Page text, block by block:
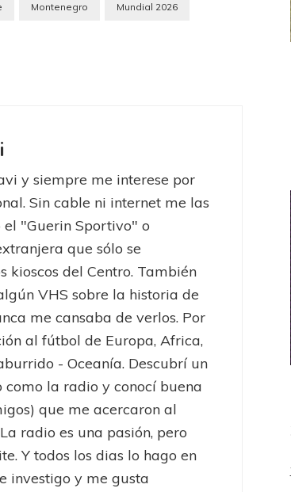
Montenegro Mundial 2026
y siempre me interese por
Sin cable ni internet me las
"Guerin Sportivo" o
que sólo se
kioscos del Centro. También
VHS sobre la historia de
me cansaba de verlos. Por
al fútbol de Europa, Africa,
- Oceanía. Descubrí un
la radio y conocí buena
que me acercaron al
radio es una pasión, pero
Y todos los dias lo hago en
investigo y me gusta